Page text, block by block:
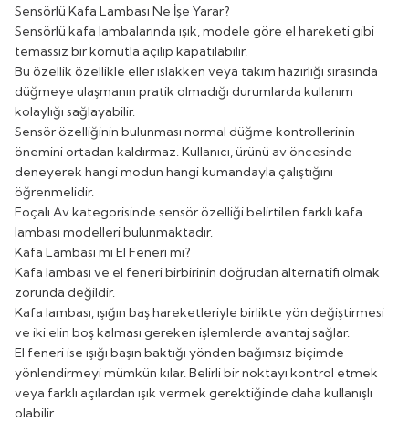
Sensörlü Kafa Lambası Ne İşe Yarar?
Sensörlü kafa lambalarında ışık, modele göre el hareketi gibi
temassız bir komutla açılıp kapatılabilir.
Bu özellik özellikle eller ıslakken veya takım hazırlığı sırasında
düğmeye ulaşmanın pratik olmadığı durumlarda kullanım
kolaylığı sağlayabilir.
Sensör özelliğinin bulunması normal düğme kontrollerinin
önemini ortadan kaldırmaz. Kullanıcı, ürünü av öncesinde
deneyerek hangi modun hangi kumandayla çalıştığını
öğrenmelidir.
Foçalı Av kategorisinde sensör özelliği belirtilen farklı kafa
lambası modelleri bulunmaktadır.
Kafa Lambası mı El Feneri mi?
Kafa lambası ve el feneri birbirinin doğrudan alternatifi olmak
zorunda değildir.
Kafa lambası, ışığın baş hareketleriyle birlikte yön değiştirmesi
ve iki elin boş kalması gereken işlemlerde avantaj sağlar.
El feneri ise ışığı başın baktığı yönden bağımsız biçimde
yönlendirmeyi mümkün kılar. Belirli bir noktayı kontrol etmek
veya farklı açılardan ışık vermek gerektiğinde daha kullanışlı
olabilir.